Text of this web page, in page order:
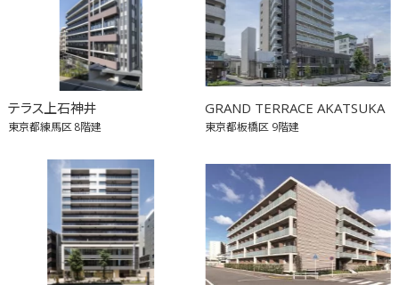
テラス上石神井
東京都練馬区8階建
GRAND TERRACE AKATSUKA
東京都板橋区 9階建